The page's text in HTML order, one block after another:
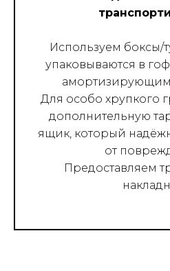
Используем боксы/
упаковываются в
Для особо хрупкого
дополнительную
ящик, который
от
Предоставляем